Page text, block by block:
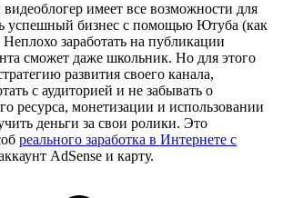
имеет все возможности для
успешный бизнес с помощью Ютуба (как
заработать на публикации
сможет даже школьник. Но для этого
развития своего канала,
с аудиторией и не забывать о
ресурса, монетизации и использовании
деньги за свои ролики. Это
реального заработка в Интернете с
AdSense и карту.